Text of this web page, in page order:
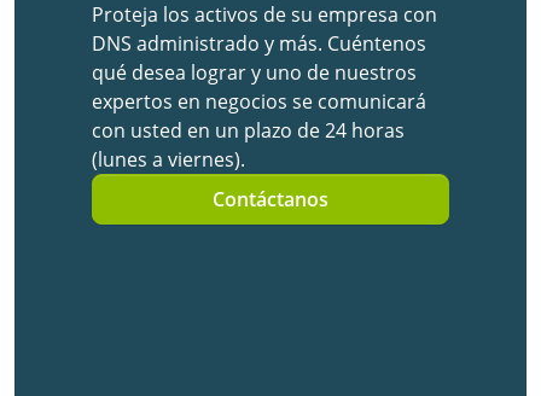
Proteja los activos de su empresa con
DNS administrado y más. Cuéntenos
qué desea lograr y uno de nuestros
expertos en negocios se comunicará
con usted en un plazo de 24 horas
(lunes a viernes).
Contáctanos